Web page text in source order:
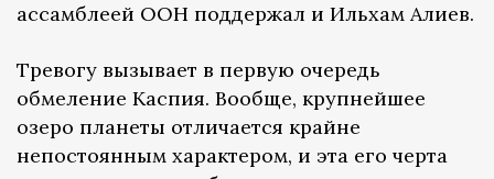
ассамблеей ООН поддержал и Ильхам Алиев.
Тревогу вызывает в первую очередь
обмеление Каспия. Вообще, крупнейшее
озеро планеты отличается крайне
непостоянным характером, и эта его черта